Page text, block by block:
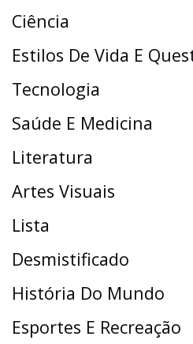
Ciência
Estilos De Vida E
Tecnologia
Saúde E Medicina
Literatura
Artes Visuais
Lista
Desmistificado
História Do Mundo
Esportes E Recreação